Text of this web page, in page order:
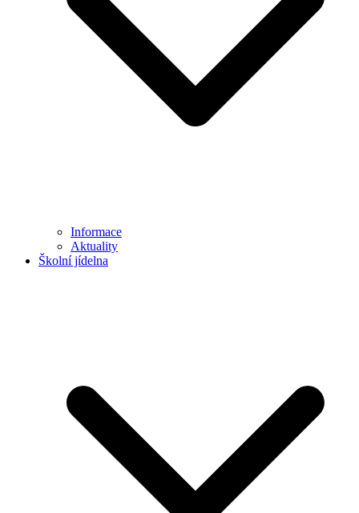
Informace
Aktuality
Školní jídelna